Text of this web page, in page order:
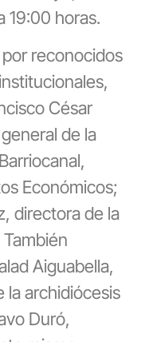
19:00 horas.
reconocidos
César
de la
Económicos;
directora de la
Aiguabella,
la archidiócesis
Duró,